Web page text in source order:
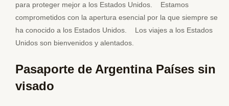
para proteger mejor a los Estados Unidos. Estamos
comprometidos con la apertura esencial por la que siempre se
ha conocido a los Estados Unidos. Los viajes a los Estados
Unidos son bienvenidos y alentados.
Pasaporte de Argentina Países sin
visado